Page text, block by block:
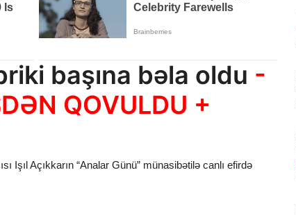
başına bəla oldu -
QOVULDU +
Işıl Açıkkarın “Analar Günü” münasibətilə canlı efirdə